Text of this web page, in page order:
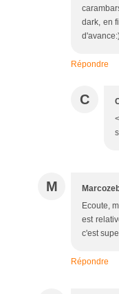
dark, en
Répondre
C
M
Ecoute,
est
c'est
Répondre